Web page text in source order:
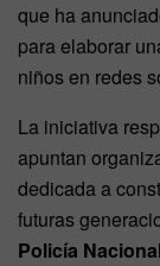
que ha
para elaborar
niños en redes
La iniciativa
apuntan
dedicada a
futuras
Policía